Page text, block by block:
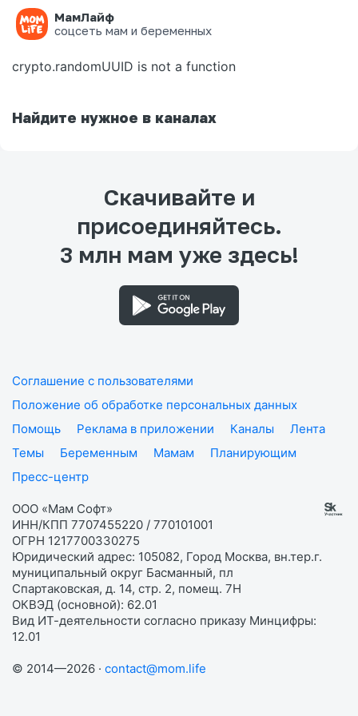
МамЛайф
соцсеть мам и беременных
Ошибка на странице
crypto.randomUUID is not a function
Найдите нужное в каналах
Скачивайте и
присоединяйтесь.
3 млн мам уже здесь!
Соглашение с пользователями
Положение об обработке персональных данных
Помощь
Реклама в приложении Каналы
Лента
Темы
Беременным Мамам
Планирующим
Пресс-центр
ООО «Мам Софт»
ИНН/КПП 7707455220 / 770101001
ОГРН 1217700330275
Юридический адрес: 105082, Город Москва, вн.тер.г.
муниципальный округ Басманный, пл
Спартаковская, д. 14, стр. 2, помещ. 7Н
ОКВЭД (основной): 62.01
Вид ИТ-деятельности согласно приказу Минцифры:
12.01
© 2014—2026 · contact@mom.life